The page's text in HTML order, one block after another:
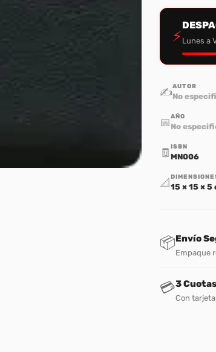
⚡ Lunes a
✍️AUTOR
No
📅AÑO
No
🧾 ISBN
MN006
📐 15 × 15 × 5
📦Envío
Empaque
💳3
Con